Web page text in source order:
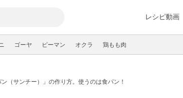
レシピ動画
ゴーヤ ピーマン オクラ 鶏もも肉
（サンチー）」の作り方。使うのは食パン！